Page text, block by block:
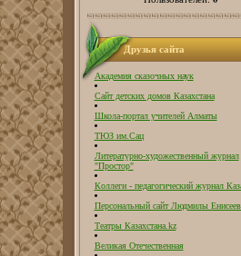
Друзья сайта
Академия сказочных наук
Сайт детских домов Казахстана
Школа-портал учителей Алматы
ТЮЗ им.Сац
Литературно-художественный журнал
"Простор"
Коллеги - педагогический журнал
Персональный сайт Людмилы
Театры Казахстана.kz
Великая Отечественная